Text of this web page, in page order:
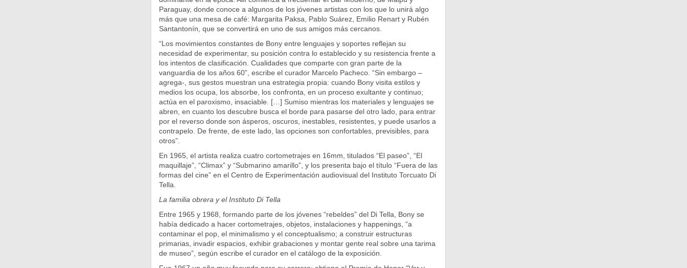
Paraguay, donde conoce a algunos de los jóvenes artistas con los que lo unirá algo
más que una mesa de café: Margarita Paksa, Pablo Suárez, Emilio Renart y Rubén
Santantonín, que se convertirá en uno de sus amigos más cercanos.
“Los movimientos constantes de Bony entre lenguajes y soportes reflejan su
necesidad de experimentar, su posición contra lo establecido y su resistencia frente a
los intentos de clasificación. Cualidades que comparte con gran parte de la
vanguardia de los años 60”, escribe el curador Marcelo Pacheco. “Sin embargo –
agrega-, sus gestos muestran una estrategia propia: cuando Bony visita estilos y
medios los ocupa, los absorbe, los confronta, en un proceso exultante y continuo;
actúa en el paroxismo, insaciable. […] Sumiso mientras los materiales y lenguajes se
abren, en cuanto los descubre busca el borde para pasarse del otro lado, para entrar
por el reverso donde son ásperos, oscuros, inestables, resistentes, y puede usarlos a
contrapelo. De frente, de este lado, las opciones son confortables, previsibles, para
otros”.
En 1965, el artista realiza cuatro cortometrajes en 16mm, titulados “El paseo”, “El
maquillaje”, “Climax” y “Submarino amarillo”, y los presenta bajo el título “Fuera de las
formas del cine” en el Centro de Experimentación audiovisual del Instituto Torcuato Di
Tella.
La familia obrera y el Instituto Di Tella
Entre 1965 y 1968, formando parte de los jóvenes “rebeldes” del Di Tella, Bony se
había dedicado a hacer cortometrajes, objetos, instalaciones y happenings, “a
contaminar el pop, el minimalismo y el conceptualismo; a construir estructuras
primarias, invadir espacios, exhibir grabaciones y montar gente real sobre una tarima
de museo”, según escribe el curador en el catálogo de la exposición.